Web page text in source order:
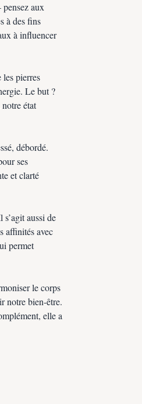
aux
à des fins
à influencer
pierres
Le but ?
état
débordé.
ses
et clarté
aussi de
affinités avec
permet
le corps
notre bien-être.
elle a